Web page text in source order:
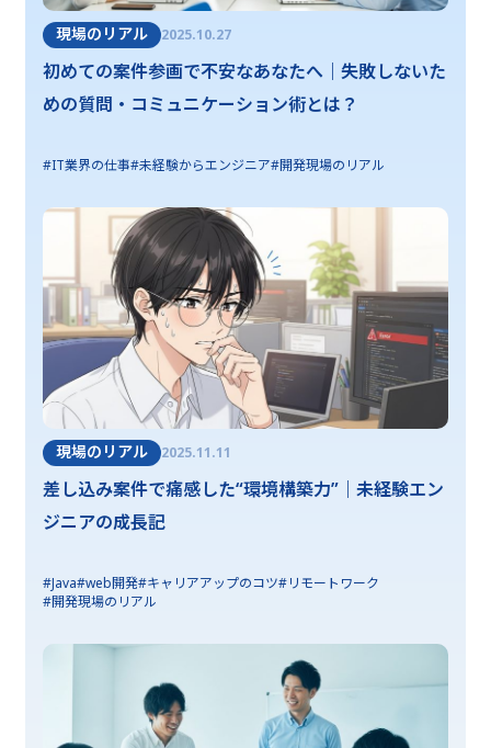
現場のリアル 2025.10.27
初めての案件参画で不安なあなたへ｜失敗しないた
めの質問・コミュニケーション術とは？
#IT業界の仕事#未経験からエンジニア#開発現場のリアル
現場のリアル 2025.11.11
差し込み案件で痛感した“環境構築力”｜未経験エン
ジニアの成長記
#Java#web開発#キャリアアップのコツ#リモートワーク
#開発現場のリアル